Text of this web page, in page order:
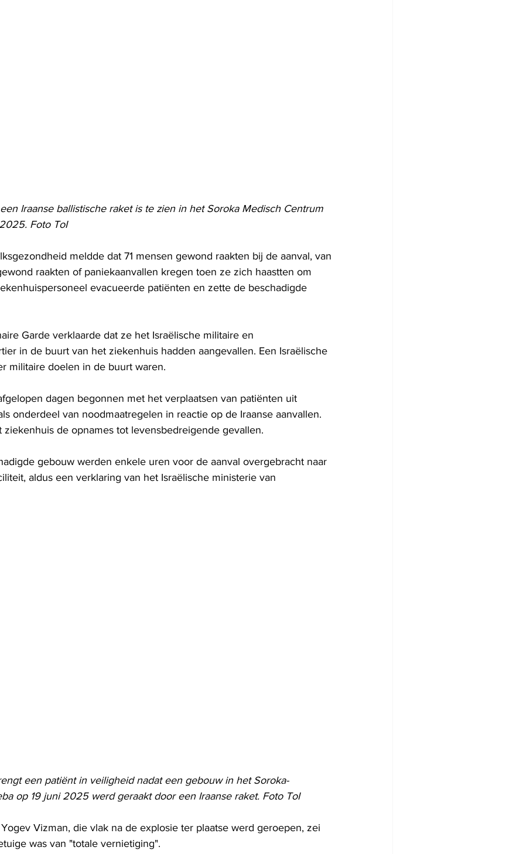
Iraanse ballistische raket is te zien in het Soroka Medisch Centrum
Foto ToI
meldde dat 71 mensen gewond raakten bij de aanval, van
raakten of paniekaanvallen kregen toen ze zich haastten om
evacueerde patiënten en zette de beschadigde
Garde verklaarde dat ze het Israëlische militaire en
in de buurt van het ziekenhuis hadden aangevallen. Een Israëlische
militaire doelen in de buurt waren.
dagen begonnen met het verplaatsen van patiënten uit
onderdeel van noodmaatregelen in reactie op de Iraanse aanvallen.
ziekenhuis de opnames tot levensbedreigende gevallen.
gebouw werden enkele uren voor de aanval overgebracht naar
aldus een verklaring van het Israëlische ministerie van
een patiënt in veiligheid nadat een gebouw in het Soroka-
op 19 juni 2025 werd geraakt door een Iraanse raket. Foto ToI
Vizman, die vlak na de explosie ter plaatse werd geroepen, zei
was van "totale vernietiging".